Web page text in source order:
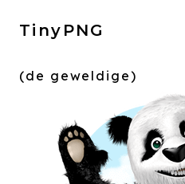
TinyPNG
(de geweldige)